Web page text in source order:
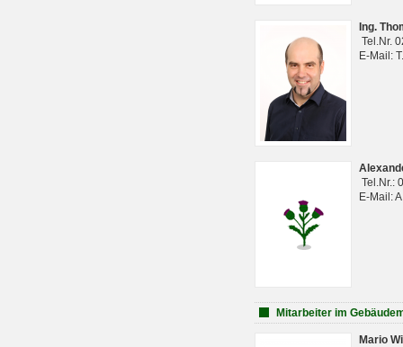
Ing.
Tel.Nr.
E-Mail:
Tel.Nr.:
E-Mail:
Mitarbeiter im
Mario